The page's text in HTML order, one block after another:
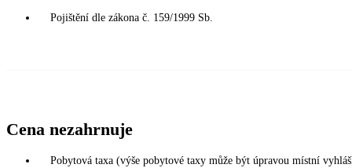
Pojištění dle zákona č. 159/1999 Sb.
Cena nezahrnuje
Pobytová taxa (výše pobytové taxy může být úpravou místní